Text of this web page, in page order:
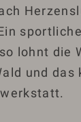
lohnt die
und